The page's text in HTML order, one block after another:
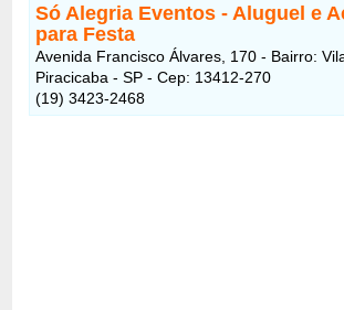
Só Alegria Eventos - Aluguel e
para Festa
Avenida Francisco Álvares, 170 - Bairro:
Piracicaba - SP - Cep: 13412-270
(19) 3423-2468